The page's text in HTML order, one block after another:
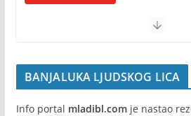
BANJALUKA LJUDSKOG LICA
Info portal mladibl.comje nastao